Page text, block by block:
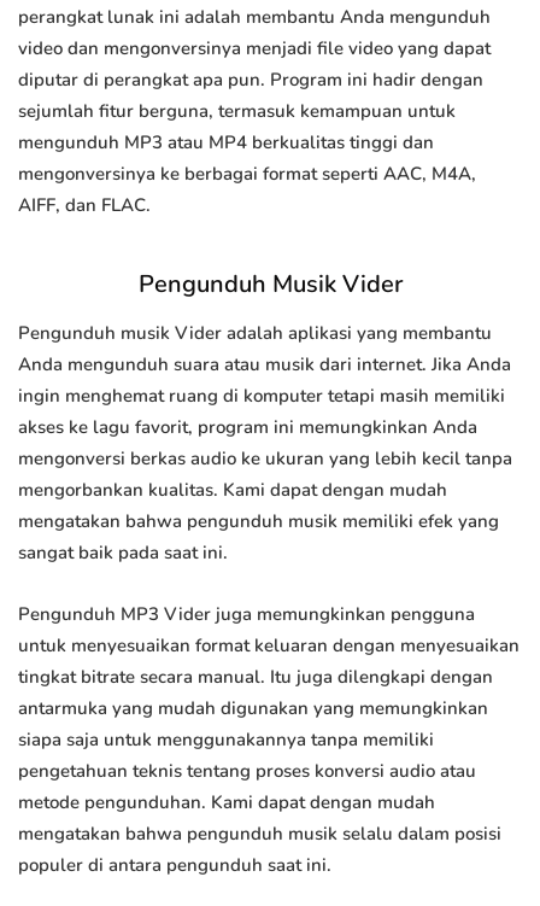
perangkat lunak ini adalah membantu Anda mengunduh
video dan mengonversinya menjadi file video yang dapat
diputar di perangkat apa pun. Program ini hadir dengan
sejumlah fitur berguna, termasuk kemampuan untuk
mengunduh MP3 atau MP4 berkualitas tinggi dan
mengonversinya ke berbagai format seperti AAC, M4A,
AIFF, dan FLAC.
Pengunduh Musik Vider
Pengunduh musik Vider adalah aplikasi yang membantu
Anda mengunduh suara atau musik dari internet. Jika Anda
ingin menghemat ruang di komputer tetapi masih memiliki
akses ke lagu favorit, program ini memungkinkan Anda
mengonversi berkas audio ke ukuran yang lebih kecil tanpa
mengorbankan kualitas. Kami dapat dengan mudah
mengatakan bahwa pengunduh musik memiliki efek yang
sangat baik pada saat ini.
Pengunduh MP3 Vider juga memungkinkan pengguna
untuk menyesuaikan format keluaran dengan menyesuaikan
tingkat bitrate secara manual. Itu juga dilengkapi dengan
antarmuka yang mudah digunakan yang memungkinkan
siapa saja untuk menggunakannya tanpa memiliki
pengetahuan teknis tentang proses konversi audio atau
metode pengunduhan. Kami dapat dengan mudah
mengatakan bahwa pengunduh musik selalu dalam posisi
populer di antara pengunduh saat ini.